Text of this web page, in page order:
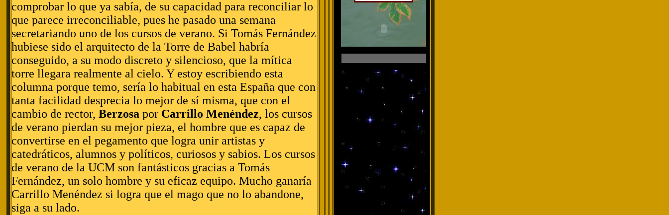
comprobar lo que ya sabía, de su capacidad para reconciliar lo
que parece irreconciliable, pues he pasado una semana
secretariando uno de los cursos de verano. Si Tomás Fernández
hubiese sido el arquitecto de la Torre de Babel habría
conseguido, a su modo discreto y silencioso, que la mítica
torre llegara realmente al cielo. Y estoy escribiendo esta
columna porque temo, sería lo habitual en esta España que con
tanta facilidad desprecia lo mejor de sí misma, que con el
cambio de rector, Berzosa por Carrillo Menéndez, los cursos
de verano pierdan su mejor pieza, el hombre que es capaz de
convertirse en el pegamento que logra unir artistas y
catedráticos, alumnos y políticos, curiosos y sabios. Los cursos
de verano de la UCM son fantásticos gracias a Tomás
Fernández, un solo hombre y su eficaz equipo. Mucho ganaría
Carrillo Menéndez si logra que el mago que no lo abandone,
siga a su lado.